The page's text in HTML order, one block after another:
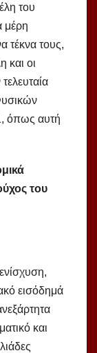
του
μέρη
τέκνα τους,
και οι
όπως αυτή
του
εισόδημά
και